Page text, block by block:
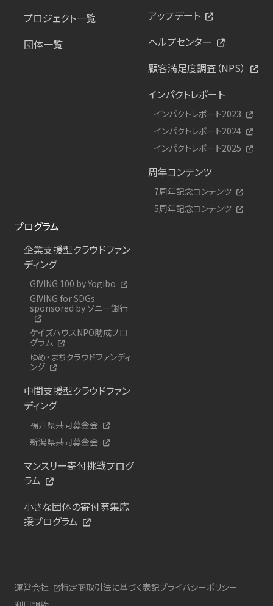
プロジェクト一覧
団体一覧
アップデート
ヘルプセンター
顧客満足度調査（NPS）
インパクトレポート
インパクトレポート2023
インパクトレポート2024
インパクトレポート2025
周年コンテンツ
7周年記念コンテンツ
5周年記念コンテンツ
プログラム
企業支援型クラウドファン
ディング
GIVING 100 by Yogibo
GIVING for SDGs
sponsored by ソニー銀行
ケイズハウスNPO助成プロ
グラム
ゆめ・まちクラウドファンディ
ング
中間支援型クラウドファン
ディング
福井県共同募金会
新潟県共同募金会
マンスリー寄付挑戦プログ
ラム
小さな団体の寄付募集応
援プログラム
運営会社 特定商取引法に基づく表記プライバシーポリシー